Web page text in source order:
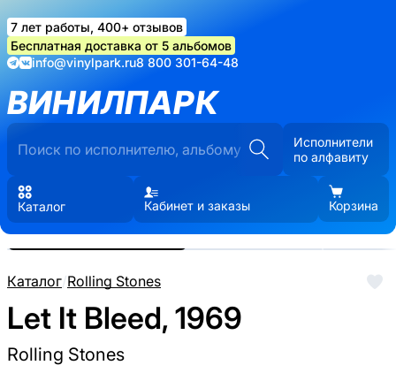
7 лет работы, 400+ отзывов
Бесплатная доставка от 5 альбомов
info@vinylpark.ru8 800 301-64-48
ВИНИЛПАРК
Исполнители
по алфавиту
Каталог Кабинет и заказы Корзина
Каталог/Rolling Stones
Let It Bleed, 1969
Rolling Stones
Реальные фото пластинки.
Нажмите, чтобы увеличить